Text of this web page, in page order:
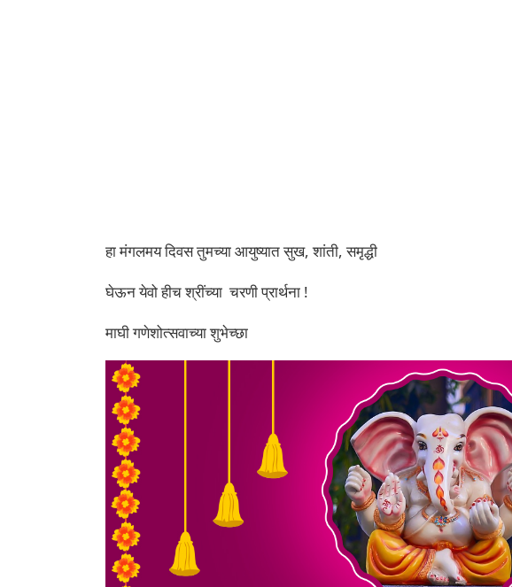
हा मंगलमय दिवस तुमच्या आयुष्यात सुख, शांती, समृद्धी
घेऊन येवो हीच श्रींच्या चरणी प्रार्थना !
माघी गणेशोत्सवाच्या शुभेच्छा